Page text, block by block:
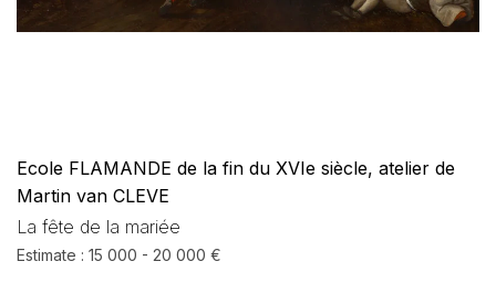
Ecole FLAMANDE de la fin du XVIe siècle, atelier de
Martin van CLEVE
La fête de la mariée
Estimate : 15 000 - 20 000 €